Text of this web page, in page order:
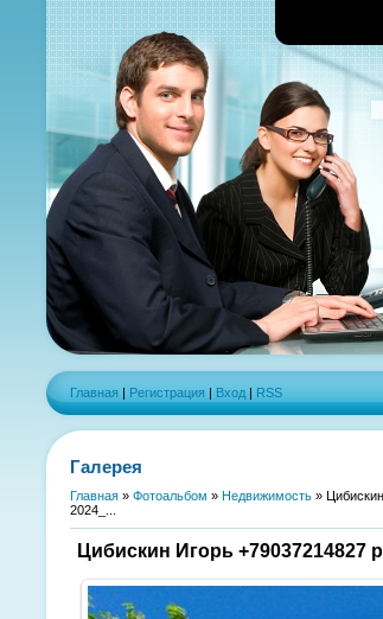
Главная | Регистрация | Вход | RSS
Галерея
Главная » Фотоальбом » Недвижимость »
2024_...
Цибискин Игорь +79037214827